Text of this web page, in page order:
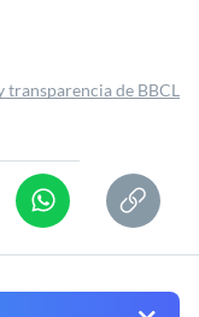
transparencia de BBCL